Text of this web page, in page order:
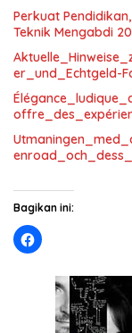
Perkuat
Teknik Mengabdi
er_und_Echtgeld-
Bagikan ini: